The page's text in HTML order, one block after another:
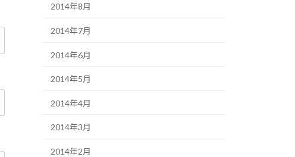
2014年8月
2014年7月
2014年6月
2014年5月
2014年4月
2014年3月
2014年2月